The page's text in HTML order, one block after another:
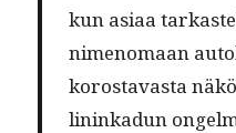
kun asi­aa
nimeno­maan
korostavas­ta
lininkadun